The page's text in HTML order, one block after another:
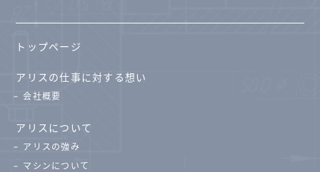
トップページ
アリスの仕事に対する想い
会社概要
アリスについて
アリスの強み
マシンについて